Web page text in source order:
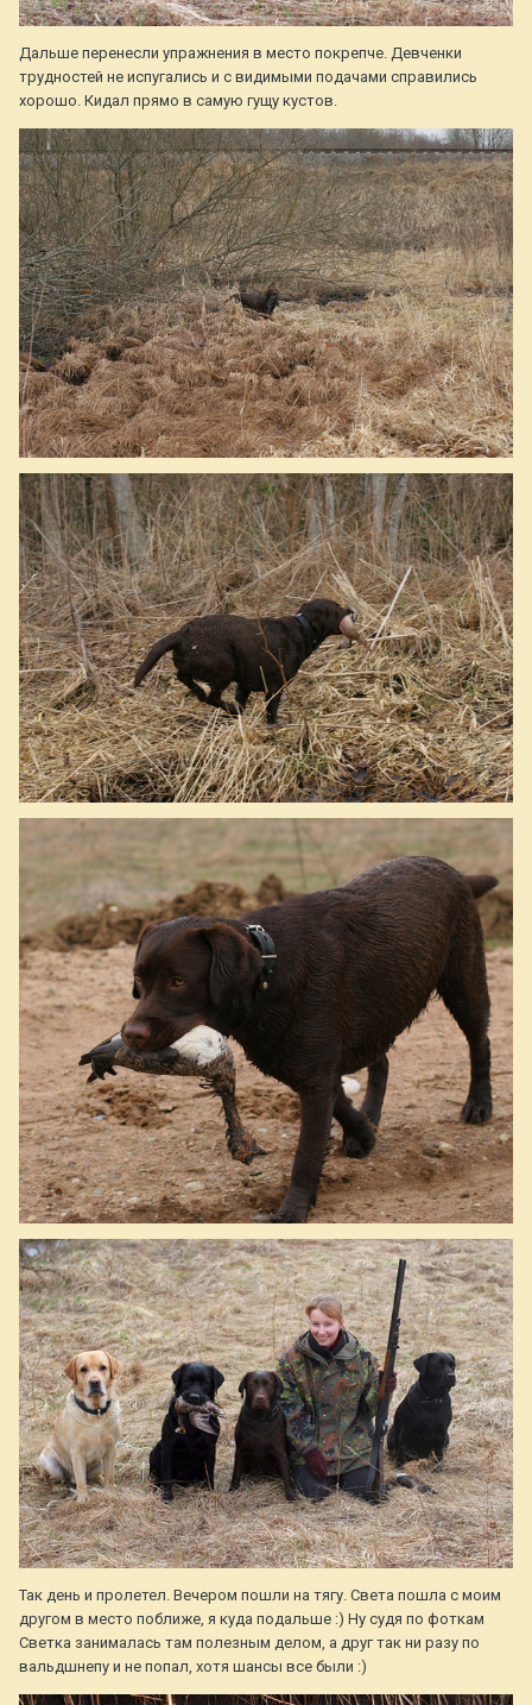
Дальше перенесли упражнения в место покрепче. Девченки
трудностей не испугались и с видимыми подачами справились
хорошо. Кидал прямо в самую гущу кустов.
Так день и пролетел. Вечером пошли на тягу. Света пошла с моим
другом в место поближе, я куда подальше :) Ну судя по фоткам
Светка занималась там полезным делом, а друг так ни разу по
вальдшнепу и не попал, хотя шансы все были :)